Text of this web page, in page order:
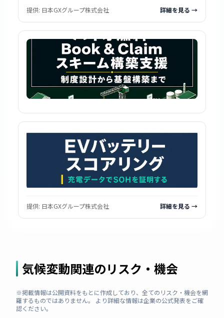
提供: 日本GXグループ株式会社 詳細を見る →
提供: 日本GXグループ株式会社 詳細を見る →
気候変動関連のリスク・機会
※掲載情報は公開資料をもとに作成しており、全てのリスク・機会を網
羅するものではありません。 より詳細な情報は企業の公式発表をご確
認ください。